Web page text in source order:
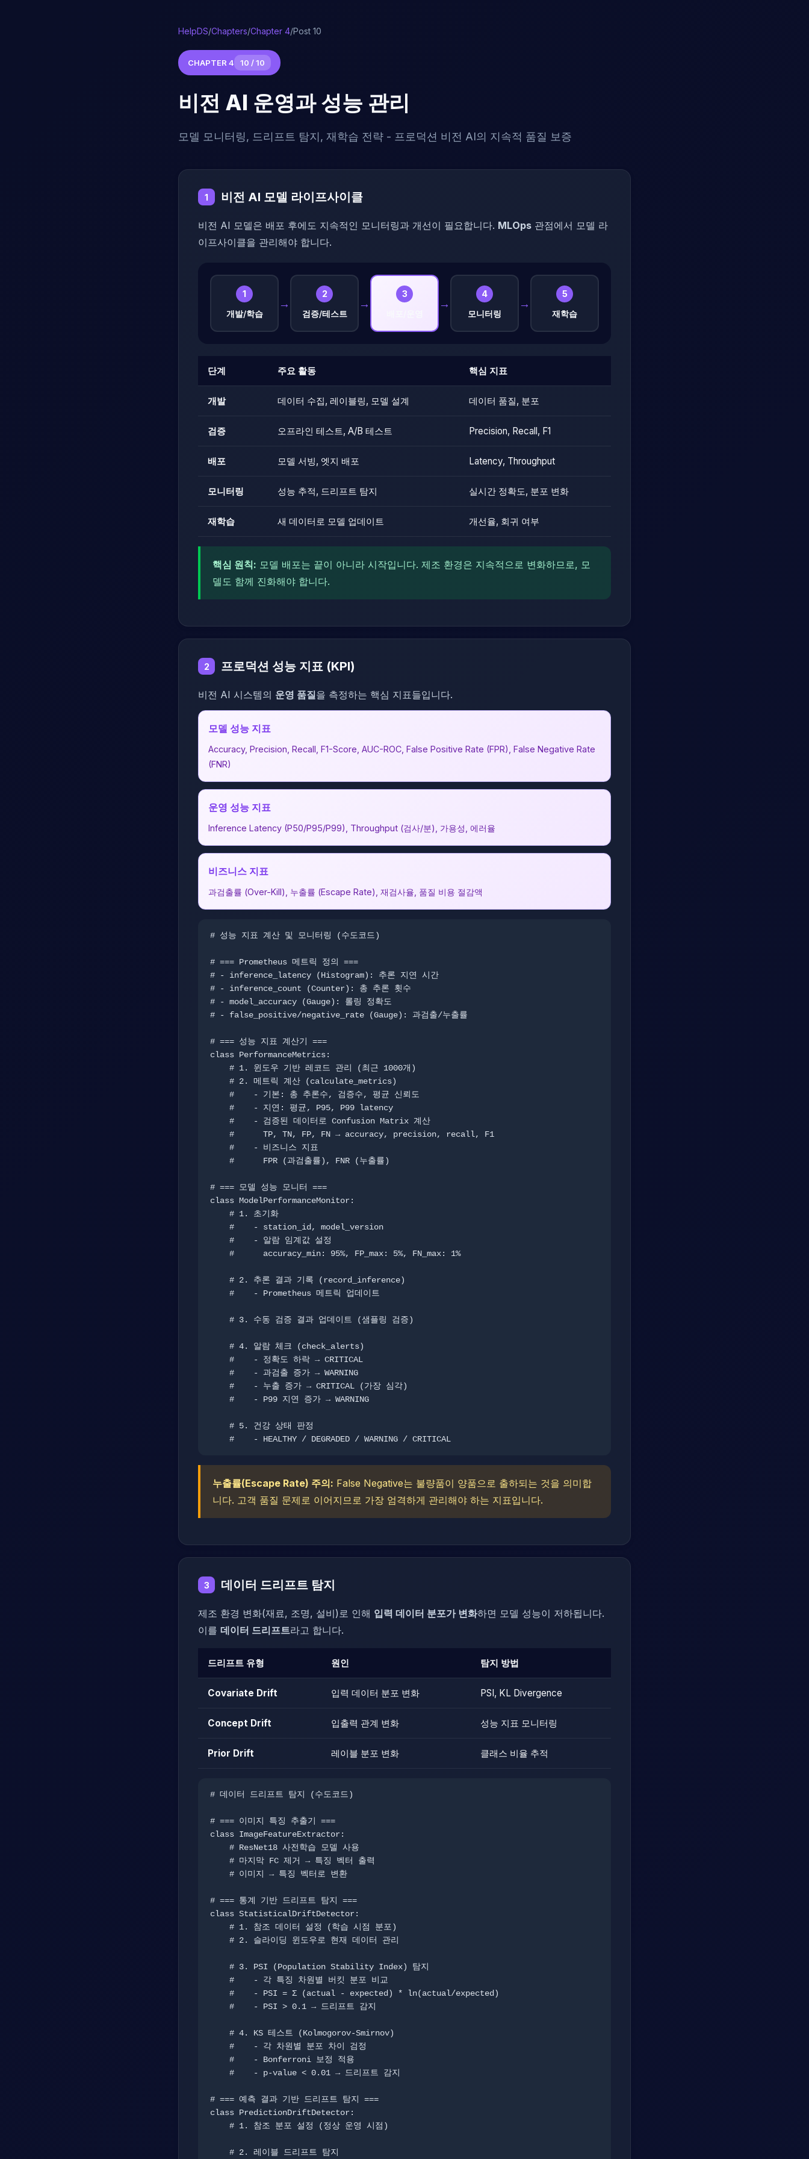
HelpDS/Chapters/Chapter 4/Post 10
CHAPTER 4 10 / 10
비전 AI 운영과 성능 관리
모델 모니터링, 드리프트 탐지, 재학습 전략 - 프로덕션 비전 AI의 지속적 품질 보증
1 비전 AI 모델 라이프사이클
비전 AI 모델은 배포 후에도 지속적인 모니터링과 개선이 필요합니다. MLOps 관점에서 모델 라
이프사이클을 관리해야 합니다.
1
개발/학습
→
2
검증/테스트
→
3
→
4
모니터링
→
5
재학습
단계 주요 활동 핵심 지표
개발 데이터 수집, 레이블링, 모델 설계 데이터 품질, 분포
검증 오프라인 테스트, A/B 테스트 Precision, Recall, F1
배포 모델 서빙, 엣지 배포 Latency, Throughput
모니터링 성능 추적, 드리프트 탐지 실시간 정확도, 분포 변화
재학습 새 데이터로 모델 업데이트 개선율, 회귀 여부
핵심 원칙: 모델 배포는 끝이 아니라 시작입니다. 제조 환경은 지속적으로 변화하므로, 모
델도 함께 진화해야 합니다.
2 프로덕션 성능 지표 (KPI)
비전 AI 시스템의 운영 품질을 측정하는 핵심 지표들입니다.
모델 성능 지표
Accuracy, Precision, Recall, F1-Score, AUC-ROC, False Positive Rate (FPR), False Negative Rate
(FNR)
운영 성능 지표
Inference Latency (P50/P95/P99), Throughput (검사/분), 가용성, 에러율
비즈니스 지표
과검출률 (Over-Kill), 누출률 (Escape Rate), 재검사율, 품질 비용 절감액
# 성능 지표 계산 및 모니터링 (수도코드)
# === Prometheus 메트릭 정의 ===
# - inference_latency (Histogram): 추론 지연 시간
# - inference_count (Counter): 총 추론 횟수
# - model_accuracy (Gauge): 롤링 정확도
# - false_positive/negative_rate (Gauge): 과검출/누출률
# === 성능 지표 계산기 ===
class PerformanceMetrics:
# === 모델 성능 모니터 ===
class ModelPerformanceMonitor:
    #    - HEALTHY / DEGRADED / WARNING / CRITICAL
누출률(Escape Rate) 주의: False Negative는 불량품이 양품으로 출하되는 것을 의미합
니다. 고객 품질 문제로 이어지므로 가장 엄격하게 관리해야 하는 지표입니다.
3 데이터 드리프트 탐지
제조 환경 변화(재료, 조명, 설비)로 인해 입력 데이터 분포가 변화하면 모델 성능이 저하됩니다.
이를 데이터 드리프트라고 합니다.
드리프트 유형 원인 탐지 방법
Covariate Drift 입력 데이터 분포 변화 PSI, KL Divergence
Concept Drift 입출력 관계 변화 성능 지표 모니터링
Prior Drift 레이블 분포 변화 클래스 비율 추적
# 데이터 드리프트 탐지 (수도코드)
# === 이미지 특징 추출기 ===
class ImageFeatureExtractor:
# === 통계 기반 드리프트 탐지 ===
class StatisticalDriftDetector:
# === 예측 결과 기반 드리프트 탐지 ===
class PredictionDriftDetector: